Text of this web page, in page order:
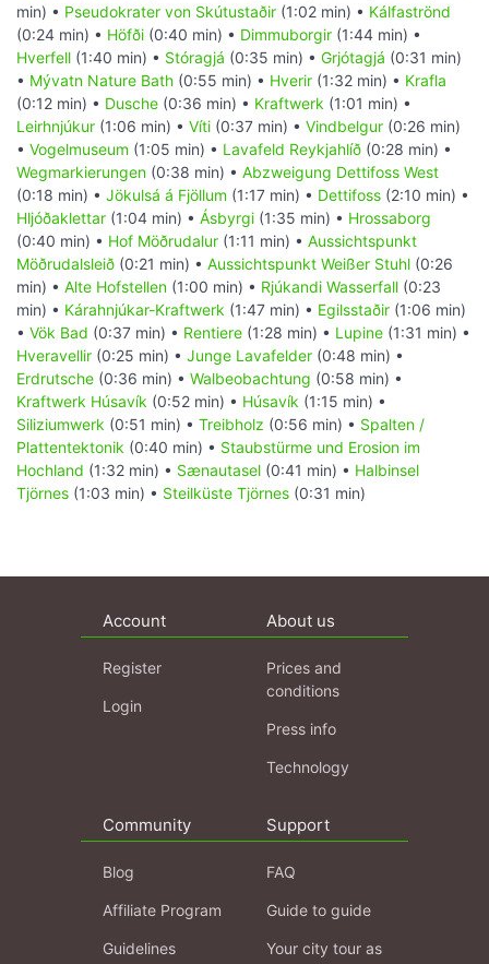
min) • Pseudokrater von Skútustaðir (1:02 min) • Kálfaströnd
(0:24 min) • Höfði (0:40 min) • Dimmuborgir (1:44 min) •
Hverfell (1:40 min) • Stóragjá (0:35 min) • Grjótagjá (0:31 min)
• Mývatn Nature Bath (0:55 min) • Hverir (1:32 min) • Krafla
(0:12 min) • Dusche (0:36 min) • Kraftwerk (1:01 min) •
Leirhnjúkur (1:06 min) • Víti (0:37 min) • Vindbelgur (0:26 min)
• Vogelmuseum (1:05 min) • Lavafeld Reykjahlíð (0:28 min) •
Wegmarkierungen (0:38 min) • Abzweigung Dettifoss West
(0:18 min) • Jökulsá á Fjöllum (1:17 min) • Dettifoss (2:10 min) •
Hljóðaklettar (1:04 min) • Ásbyrgi (1:35 min) • Hrossaborg
(0:40 min) • Hof Möðrudalur (1:11 min) • Aussichtspunkt
Möðrudalsleið (0:21 min) • Aussichtspunkt Weißer Stuhl (0:26
min) • Alte Hofstellen (1:00 min) • Rjúkandi Wasserfall (0:23
min) • Kárahnjúkar-Kraftwerk (1:47 min) • Egilsstaðir (1:06 min)
• Vök Bad (0:37 min) • Rentiere (1:28 min) • Lupine (1:31 min) •
Hveravellir (0:25 min) • Junge Lavafelder (0:48 min) •
Erdrutsche (0:36 min) • Walbeobachtung (0:58 min) •
Kraftwerk Húsavík (0:52 min) • Húsavík (1:15 min) •
Siliziumwerk (0:51 min) • Treibholz (0:56 min) • Spalten /
Plattentektonik (0:40 min) • Staubstürme und Erosion im
Hochland (1:32 min) • Sænautasel (0:41 min) • Halbinsel
Tjörnes (1:03 min) • Steilküste Tjörnes (0:31 min)
Account
Register
Login
About us
Prices and
conditions
Press info
Technology
Community
Blog
Affiliate Program
Guidelines
Support
FAQ
Guide to guide
Your city tour as